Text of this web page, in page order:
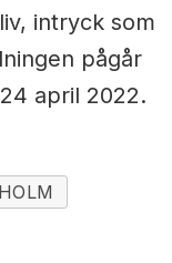
intryck som
pågår
april 2022.